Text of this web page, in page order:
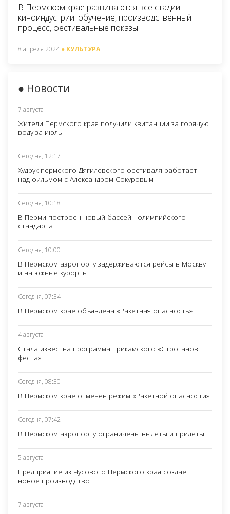
В Пермском крае развиваются все стадии
киноиндустрии: обучение, производственный
процесс, фестивальные показы
8 апреля 2024● КУЛЬТУРА
● Новости
7 августа
Жители Пермского края получили квитанции за горячую
воду за июль
Сегодня, 12:17
Худрук пермского Дягилевского фестиваля работает
над фильмом с Александром Сокуровым
Сегодня, 10:18
В Перми построен новый бассейн олимпийского
стандарта
Сегодня, 10:00
В Пермском аэропорту задерживаются рейсы в Москву
и на южные курорты
Сегодня, 07:34
В Пермском крае объявлена «Ракетная опасность»
4 августа
Стала известна программа прикамского «Строганов
феста»
Сегодня, 08:30
В Пермском крае отменен режим «Ракетной опасности»
Сегодня, 07:42
В Пермском аэропорту ограничены вылеты и прилёты
5 августа
Предприятие из Чусового Пермского края создаёт
новое производство
7 августа